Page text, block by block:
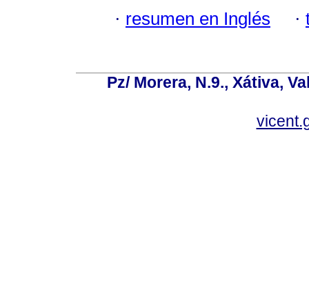
· resumen en Inglés ·
Pz/ Morera, N.9., Xátiva,